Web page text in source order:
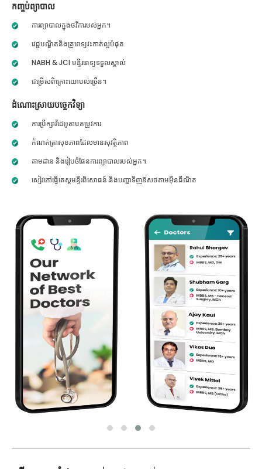
កញ្ចប់ព្យាបាល
ការព្យាបាលក្នុងថវិការបស់អ្នក។
វេជ្ជបណ្ឌិតនិងគ្រូពេទ្យវះកាត់ល្អបំផុត
NABH & JCI មន្ទីរពេទ្យទទួលស្គាល់
ជម្រើសពិគ្រោះយោបល់ច្រើន។
ដំណោះស្រាយបច្ចេកវិទ្យា
ការប្រឹក្សាវីដេអូតាមតម្រូវការ
កំណត់ត្រាសុខភាពដែលមានសុវត្ថិភាព
តាមដាន និងរៀបចំផែនការព្យាបាលរបស់អ្នក។
សៀវភៅធ្វើតេស្តមន្ទីរពិសោធន៍ និងបញ្ជាទិញឱសថតាមអ៊ីនធឺណិត